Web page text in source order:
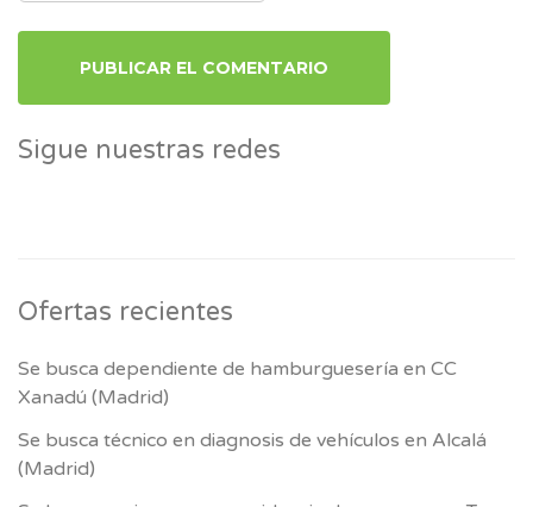
Sigue nuestras redes
Ofertas recientes
Se busca dependiente de hamburguesería en CC
Xanadú (Madrid)
Se busca técnico en diagnosis de vehículos en Alcalá
(Madrid)